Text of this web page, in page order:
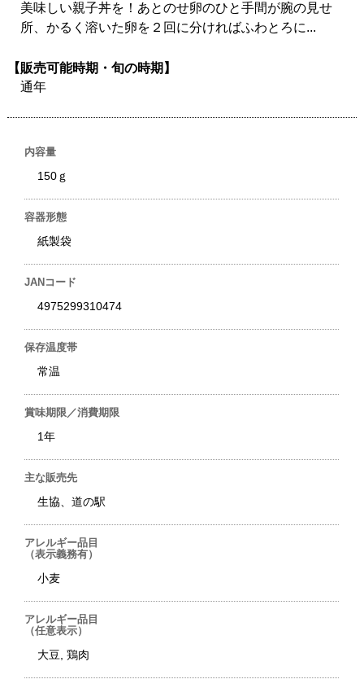
美味しい親子丼を！あとのせ卵のひと手間が腕の見せ
所、かるく溶いた卵を２回に分ければふわとろに...
【販売可能時期・旬の時期】
通年
内容量
150ｇ
容器形態
紙製袋
JANコード
4975299310474
保存温度帯
常温
賞味期限／消費期限
1年
主な販売先
生協、道の駅
アレルギー品目
（表示義務有）
小麦
アレルギー品目
（任意表示）
大豆, 鶏肉